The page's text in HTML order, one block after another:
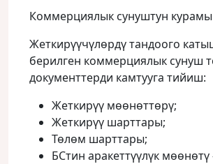
Коммерциялык сунуштун курамы
Жеткирүүчүлөрдү тандоого
берилген коммерциялык сунуш
документтерди камтууга тийиш:
Жеткирүү мөөнөттөрү;
Жеткирүү шарттары;
Төлөм шарттары;
БСтин аракеттүүлүк